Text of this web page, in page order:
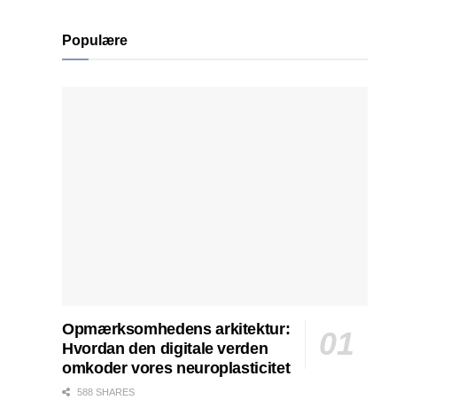
Populære
Opmærksomhedens arkitektur:
Hvordan den digitale verden
omkoder vores neuroplasticitet
588 SHARES